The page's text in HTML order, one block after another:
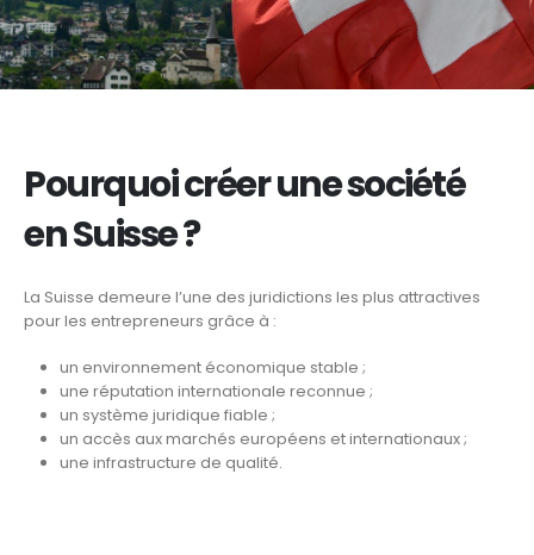
Pourquoi créer une société
en Suisse ?
La Suisse demeure l’une des juridictions les plus attractives
pour les entrepreneurs grâce à :
un environnement économique stable ;
une réputation internationale reconnue ;
un système juridique fiable ;
un accès aux marchés européens et internationaux ;
une infrastructure de qualité.